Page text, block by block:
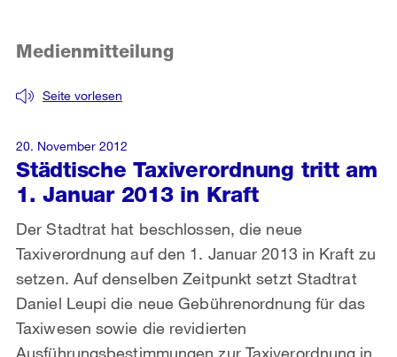
Städtische Taxiverordnung tritt am
1. Januar 2013 in Kraft
Seite vorlesen
Medienmitteilung
Der Stadtrat hat beschlossen, die neue
Taxiverordnung auf den 1. Januar 2013 in Kraft zu
setzen. Auf denselben Zeitpunkt setzt Stadtrat
Daniel Leupi die neue Gebührenordnung für das
Taxiwesen sowie die revidierten
Ausführungsbestimmungen zur Taxiverordnung in
20. November 2012